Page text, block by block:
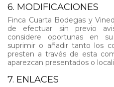
6. MODIFICACIONES
Finca Cuarta Bodegas y
de efectuar sin previo
considere oportunas en
suprimir o añadir tanto los
presten a través de esta
aparezcan presentados o
7. ENLACES